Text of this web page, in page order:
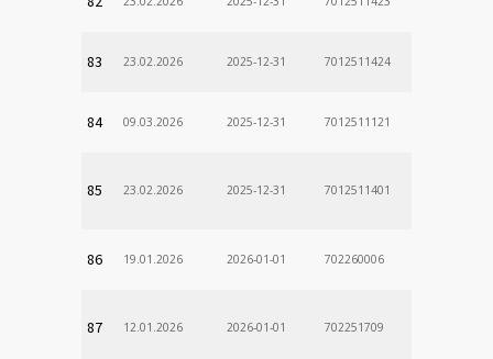
83 23.02.2026 2025-12-31 7012511424
84 09.03.2026 2025-12-31 7012511121
85 23.02.2026 2025-12-31 7012511401
86 19.01.2026 2026-01-01 702260006
87 12.01.2026 2026-01-01 702251709